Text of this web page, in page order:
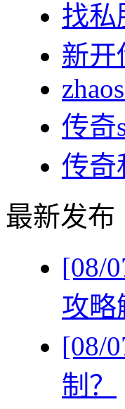
找私
新开
传奇
传奇
最新发布
[08/
攻略
[08/
制？